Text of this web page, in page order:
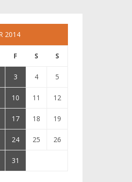
2014
F S S
3 4 5
10 11 12
17 18 19
24 25 26
31